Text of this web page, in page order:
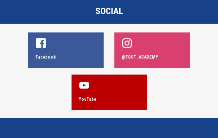
SOCIAL
Facebook @FOOT_ACADEMY
YouTube